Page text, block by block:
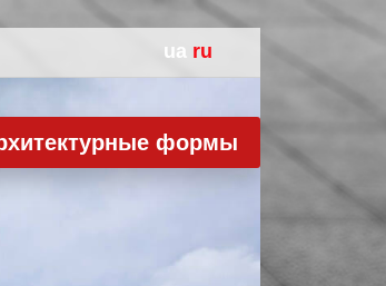
ua ru
из оникса